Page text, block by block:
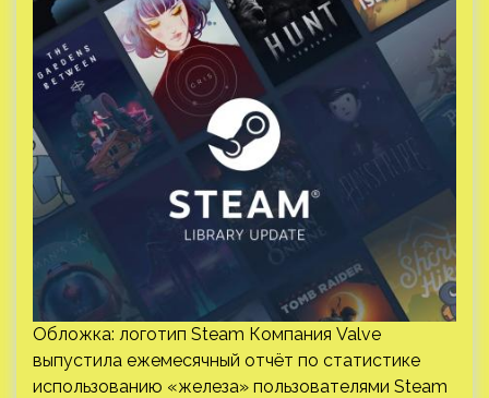
Обложка: логотип Steam Компания Valve
выпустила ежемесячный отчёт по статистике
использованию «железа» пользователями Steam